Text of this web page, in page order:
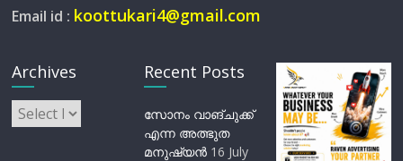
Email id : koottukari4@gmail.com
Archives
Archives
Recent Posts
സോനം വാങ്ചുക്ക്
എന്ന അത്ഭുത
മനുഷ്യന്‍ 16 July